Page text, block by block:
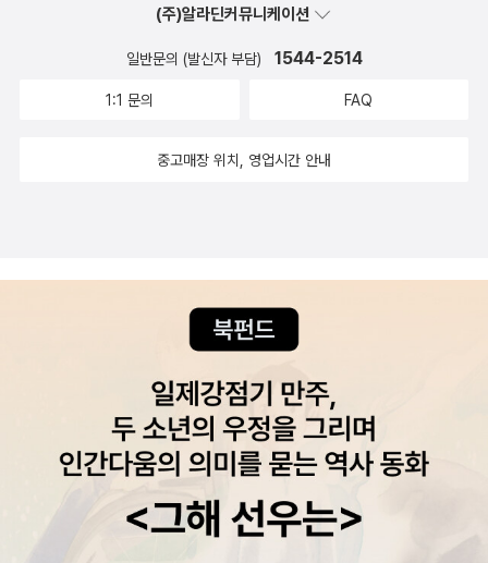
(주)알라딘커뮤니케이션
일반문의 (발신자 부담) 1544-2514
1:1 문의 FAQ
중고매장 위치, 영업시간 안내